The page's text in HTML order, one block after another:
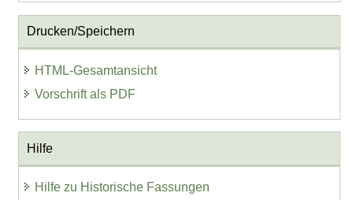
Drucken/Speichern
HTML-Gesamtansicht
Vorschrift als PDF
Hilfe
Hilfe zu Historische Fassungen